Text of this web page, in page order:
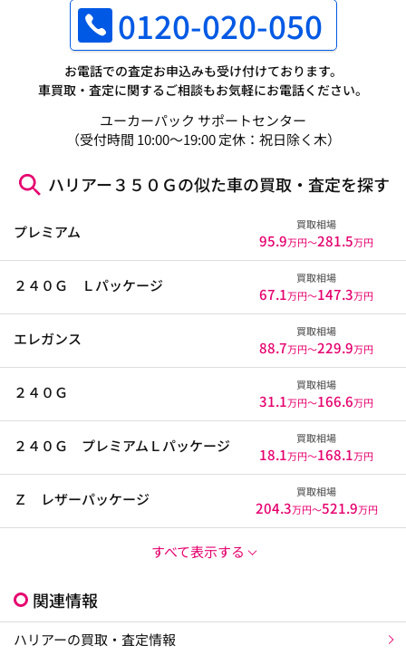
0120-020-050
お電話での査定お申込みも受け付けております。
車買取・査定に関するご相談もお気軽にお電話ください。
ユーカーパック サポートセンター
（受付時間 10:00～19:00 定休：祝日除く木）
ハリアー３５０Ｇの似た車の買取・査定を探す
プレミアム 買取相場
95.9万円〜281.5万円
２４０Ｇ Ｌパッケージ 買取相場
67.1万円〜147.3万円
エレガンス 買取相場
88.7万円〜229.9万円
２４０Ｇ 買取相場
31.1万円〜166.6万円
２４０Ｇ プレミアムＬパッケージ 買取相場
18.1万円〜168.1万円
Ｚ レザーパッケージ 買取相場
204.3万円〜521.9万円
すべて表示する
関連情報
ハリアーの買取・査定情報